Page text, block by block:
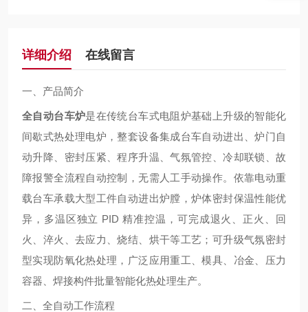
详细介绍 在线留言
一、产品简介
全自动台车炉是在传统台车式电阻炉基础上升级的智能化
间歇式热处理电炉 ，整套设备集成台车自动进出、炉门自
动升降、密封压紧、程序升温、气氛管控、冷却联锁、故
障报警全流程自动控制，无需人工手动操作。依靠电动重
载台车承载大型工件自动进出炉膛，炉体密封保温性能优
异，多温区独立 PID 精准控温，可完成退火、正火、回
火、淬火、去应力、烧结、烘干等工艺；可升级气氛密封
型实现防氧化热处理，广泛应用重工、模具、冶金、压力
容器、焊接构件批量智能化热处理生产。
二、全自动工作流程